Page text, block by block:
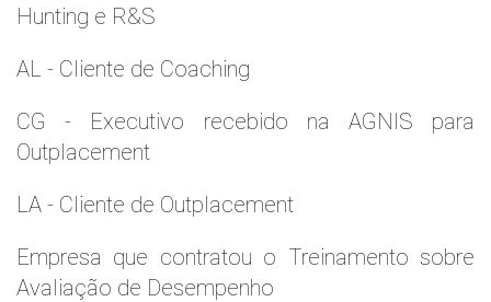
Hunting e R&S
AL - Cliente de Coaching
CG - Executivo recebido na AGNIS para
Outplacement
LA - Cliente de Outplacement
Empresa que contratou o Treinamento sobre
Avaliação de Desempenho